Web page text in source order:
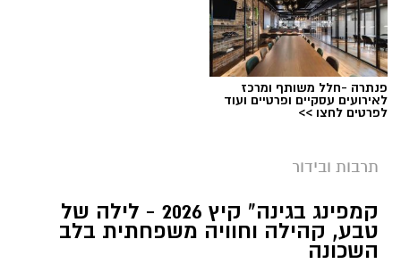
מערכת ירושלים נט / 10:00 28.07.26
תגים:פארק המים
פנתרה -חלל משותף ומרכז
לאירועים עסקיים ופרטיים ועוד
לפרטים לחצו >>
תרבות ובידור
קמפינג בגינה" קיץ 2026 - לילה של
טבע, קהילה וחוויה משפחתית בלב
השכונה